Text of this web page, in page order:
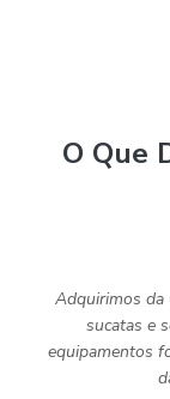
O Que
Adquirimos da
sucatas e
equipamentos